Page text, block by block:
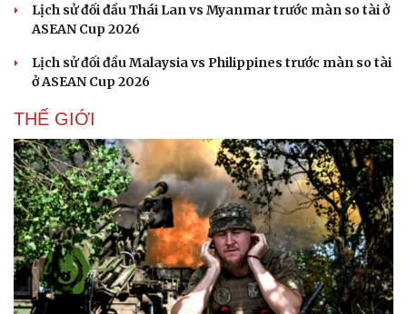
Du lịch
Săn Tour
check-in
Đọc truyện đêm khuya
Cửa sổ tình yêu
Kể chuyện cho bé
Hạt giống tâm hồn
Lịch sử đối đầu Thái Lan vs Myanmar trước màn so tài ở
ASEAN Cup 2026
Lịch sử đối đầu Malaysia vs Philippines trước màn so tài
ở ASEAN Cup 2026
THẾ GIỚI